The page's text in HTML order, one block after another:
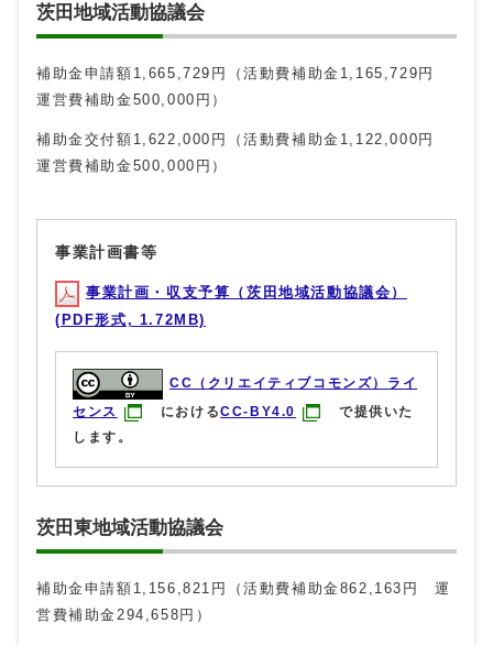
茨田地域活動協議会
補助金申請額1,665,729円（活動費補助金1,165,729円
運営費補助金500,000円）
補助金交付額1,622,000円（活動費補助金1,122,000円
運営費補助金500,000円）
事業計画書等
事業計画・収支予算（茨田地域活動協議会）
(PDF形式, 1.72MB)
CC（クリエイティブコモンズ）ライ
センス
におけるCC-BY4.0
で提供いた
します。
茨田東地域活動協議会
補助金申請額1,156,821円（活動費補助金862,163円 運
営費補助金294,658円）